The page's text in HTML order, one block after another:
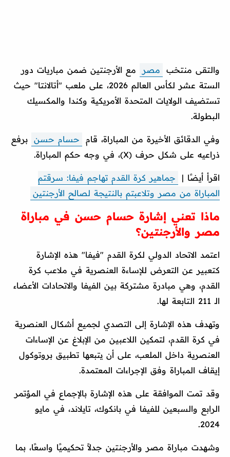
والتقى منتخب مصر
مع الأرجنتين ضمن مباريات دور
الستة عشر لكأس العالم 2026، على ملعب "أتالانتا" حيث
تستضيف الولايات المتحدة الأمريكية وكندا والمكسيك
البطولة.
وفي الدقائق الأخيرة من المباراة، قام حسام حسن برفع
ذراعيه على شكل حرف (X)، في وجه حكم المباراة.
اقرأ أيضًا |
جماهير كرة القدم تهاجم فيفا: سرقتم
المباراة من مصر وتلاعبتم بالنتيجة لصالح الأرجنتين
ماذا تعني إشارة حسام حسن في مباراة
مصر والأرجنتين؟
اعتمد الاتحاد الدولي لكرة القدم "فيفا" هذه الإشارة
كتعبير عن التعرض للإساءة العنصرية في ملاعب كرة
القدم، وهي مبادرة مشتركة بين الفيفا والاتحادات الأعضاء
الـ 211 ​​التابعة لها.
وتهدف هذه الإشارة إلى التصدي لجميع أشكال العنصرية
في كرة القدم، لتمكين اللاعبين من الإبلاغ عن الإساءات
العنصرية داخل الملعب، على أن يتبعها تطبيق بروتوكول
إيقاف المباراة وفق الإجراءات المعتمدة.
وقد تمت الموافقة على هذه الإشارة بالإجماع في المؤتمر
الرابع والسبعين للفيفا في بانكوك، تايلاند، في مايو
2024.
وشهدت مباراة مصر والأرجنتين جدلاً تحكيميًا واسعًا، بما